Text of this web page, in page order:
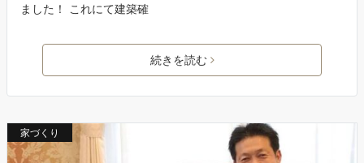
ました！ これにて建築確
続きを読む
家づくり